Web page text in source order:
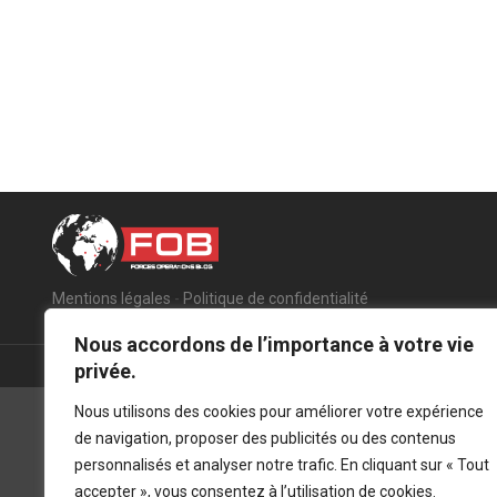
Nous accordons de l’importance à votre vie
privée.
Nous utilisons des cookies pour améliorer votre expérience
de navigation, proposer des publicités ou des contenus
personnalisés et analyser notre trafic. En cliquant sur « Tout
accepter », vous consentez à l’utilisation de cookies.
Mentions légales - Politique de confidentialité